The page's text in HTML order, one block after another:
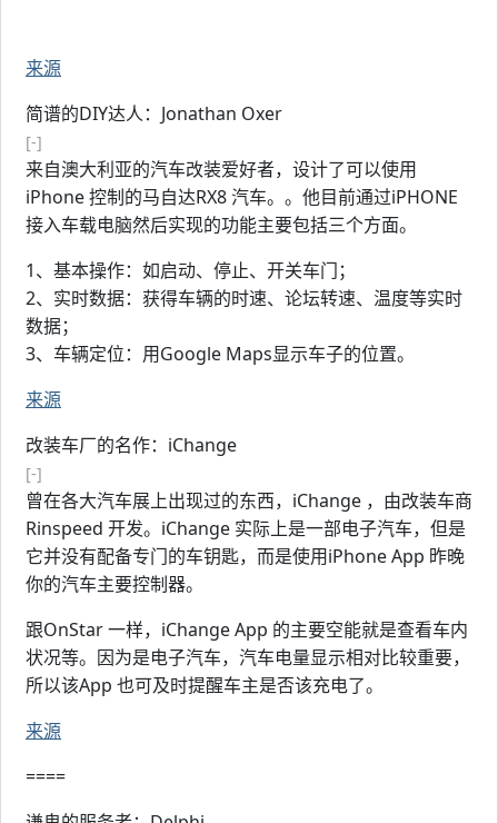
来源
简谱的DIY达人：Jonathan Oxer
[-]
来自澳大利亚的汽车改装爱好者，设计了可以使用
iPhone 控制的马自达RX8 汽车。。他目前通过iPHONE
接入车载电脑然后实现的功能主要包括三个方面。
1、基本操作：如启动、停止、开关车门；
2、实时数据：获得车辆的时速、论坛转速、温度等实时
数据；
3、车辆定位：用Google Maps显示车子的位置。
来源
改装车厂的名作：iChange
[-]
曾在各大汽车展上出现过的东西，iChange ，由改装车商
Rinspeed 开发。iChange 实际上是一部电子汽车，但是
它并没有配备专门的车钥匙，而是使用iPhone App 昨晚
你的汽车主要控制器。
跟OnStar 一样，iChange App 的主要空能就是查看车内
状况等。因为是电子汽车，汽车电量显示相对比较重要，
所以该App 也可及时提醒车主是否该充电了。
来源
====